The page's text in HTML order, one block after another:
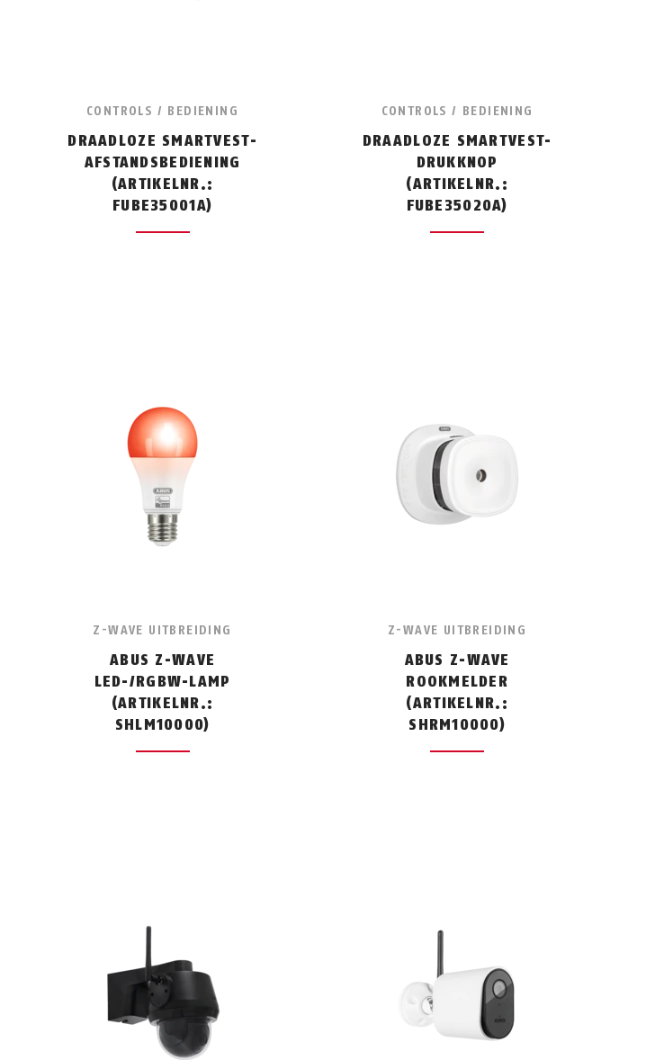
CONTROLS / BEDIENING
DRAADLOZE SMARTVEST-
AFSTANDSBEDIENING
(ARTIKELNR.:
FUBE35001A)
CONTROLS / BEDIENING
DRAADLOZE SMARTVEST-
DRUKKNOP
(ARTIKELNR.:
FUBE35020A)
Z-WAVE UITBREIDING
ABUS Z-WAVE
LED-/RGBW-LAMP
(ARTIKELNR.:
SHLM10000)
Z-WAVE UITBREIDING
ABUS Z-WAVE
ROOKMELDER
(ARTIKELNR.:
SHRM10000)